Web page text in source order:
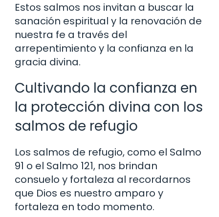
Estos salmos nos invitan a buscar la
sanación espiritual y la renovación de
nuestra fe a través del
arrepentimiento y la confianza en la
gracia divina.
Cultivando la confianza en
la protección divina con los
salmos de refugio
Los salmos de refugio, como el Salmo
91 o el Salmo 121, nos brindan
consuelo y fortaleza al recordarnos
que Dios es nuestro amparo y
fortaleza en todo momento.